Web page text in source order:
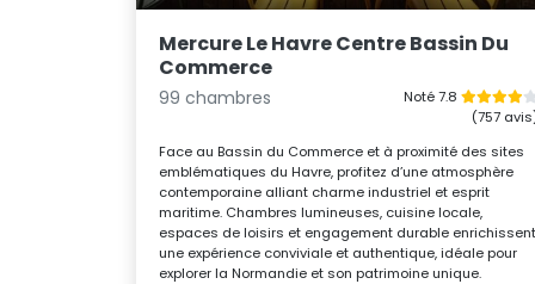
Mercure Le Havre Centre Bassin Du
Commerce
99 chambres
Noté 7.8
(757
Face au Bassin du Commerce et à proximité des sites
emblématiques du Havre, profitez d’une atmosphère
contemporaine alliant charme industriel et esprit
maritime. Chambres lumineuses, cuisine locale,
espaces de loisirs et engagement durable
une expérience conviviale et authentique, idéale pour
explorer la Normandie et son patrimoine unique.